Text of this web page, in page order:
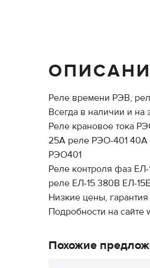
Реле времени РЭВ,
Всегда в наличии и на
Реле крановое тока
25А реле РЭО-401 40А
РЭО401
Реле контроля фаз
реле ЕЛ-15 380В ЕЛ-
Низкие цены,
Подробности на сайте
Похожие